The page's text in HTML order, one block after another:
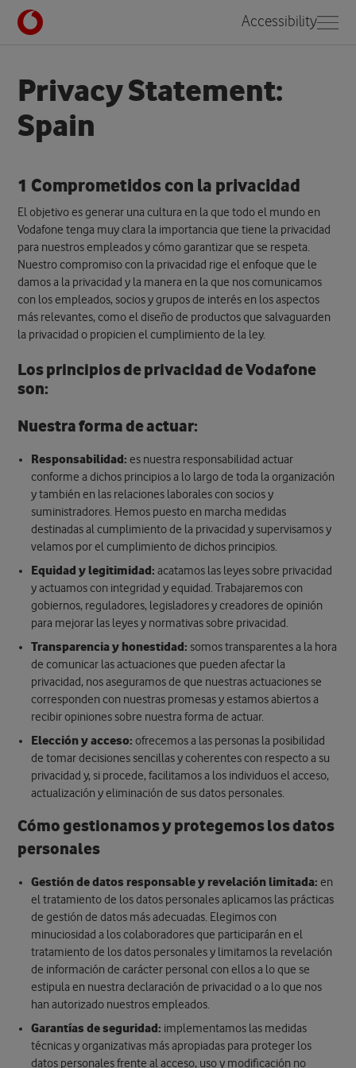
Accessibility
Home
Privacy Statement:
Spain
1 Comprometidos con la privacidad
El objetivo es generar una cultura en la que todo el mundo en
Vodafone tenga muy clara la importancia que tiene la privacidad
para nuestros empleados y cómo garantizar que se respeta.
Nuestro compromiso con la privacidad rige el enfoque que le
damos a la privacidad y la manera en la que nos comunicamos
con los empleados, socios y grupos de interés en los aspectos
más relevantes, como el diseño de productos que salvaguarden
la privacidad o propicien el cumplimiento de la ley.
Los principios de privacidad de Vodafone
son:
Nuestra forma de actuar:
Responsabilidad:es nuestra responsabilidad actuar
conforme a dichos principios a lo largo de toda la organización
y también en las relaciones laborales con socios y
suministradores. Hemos puesto en marcha medidas
destinadas al cumplimiento de la privacidad y supervisamos y
velamos por el cumplimiento de dichos principios.
Equidad y legitimidad:acatamos las leyes sobre privacidad
y actuamos con integridad y equidad. Trabajaremos con
gobiernos, reguladores, legisladores y creadores de opinión
para mejorar las leyes y normativas sobre privacidad.
Transparencia y honestidad: somos transparentes a la hora
de comunicar las actuaciones que pueden afectar la
privacidad, nos aseguramos de que nuestras actuaciones se
corresponden con nuestras promesas y estamos abiertos a
recibir opiniones sobre nuestra forma de actuar.
Elección y acceso:ofrecemos a las personas la posibilidad
de tomar decisiones sencillas y coherentes con respecto a su
privacidad y, si procede, facilitamos a los individuos el acceso,
actualización y eliminación de sus datos personales.
Cómo gestionamos y protegemos los datos
personales
Gestión de datos responsable y revelación limitada:en
el tratamiento de los datos personales aplicamos las prácticas
de gestión de datos más adecuadas. Elegimos con
minuciosidad a los colaboradores que participarán en el
tratamiento de los datos personales y limitamos la revelación
de información de carácter personal con ellos a lo que se
estipula en nuestra declaración de privacidad o a lo que nos
han autorizado nuestros empleados.
Garantías de seguridad: implementamos las medidas
técnicas y organizativas más apropiadas para proteger los
datos personales frente al acceso, uso y modificación no